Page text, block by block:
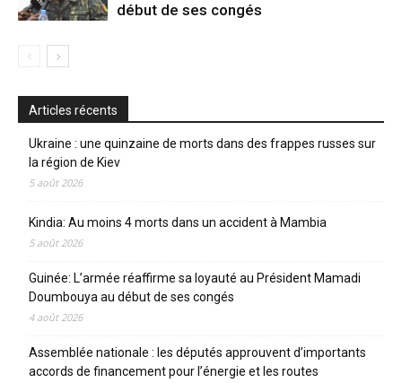
début de ses congés
Articles récents
Ukraine : une quinzaine de morts dans des frappes russes sur
la région de Kiev
5 août 2026
Kindia: Au moins 4 morts dans un accident à Mambia
5 août 2026
Guinée: L’armée réaffirme sa loyauté au Président Mamadi
Doumbouya au début de ses congés
4 août 2026
Assemblée nationale : les députés approuvent d’importants
accords de financement pour l’énergie et les routes